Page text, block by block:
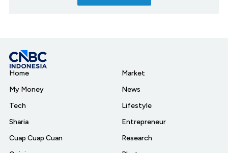
Home
My Money
Tech
Sharia
Cuap Cuap Cuan
Market
News
Lifestyle
Entrepreneur
Research